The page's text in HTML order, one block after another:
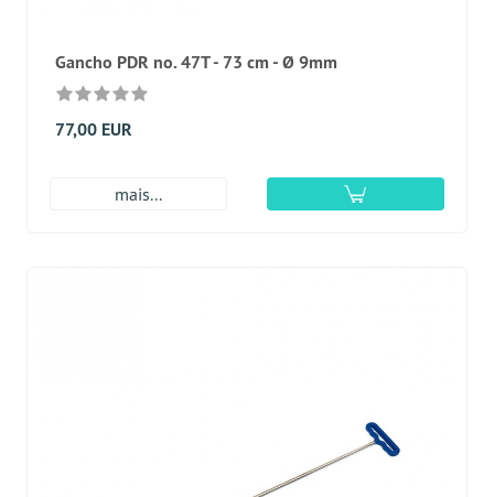
Gancho PDR no. 47Т - 73 cm - Ø 9mm
77,00 EUR
mais...